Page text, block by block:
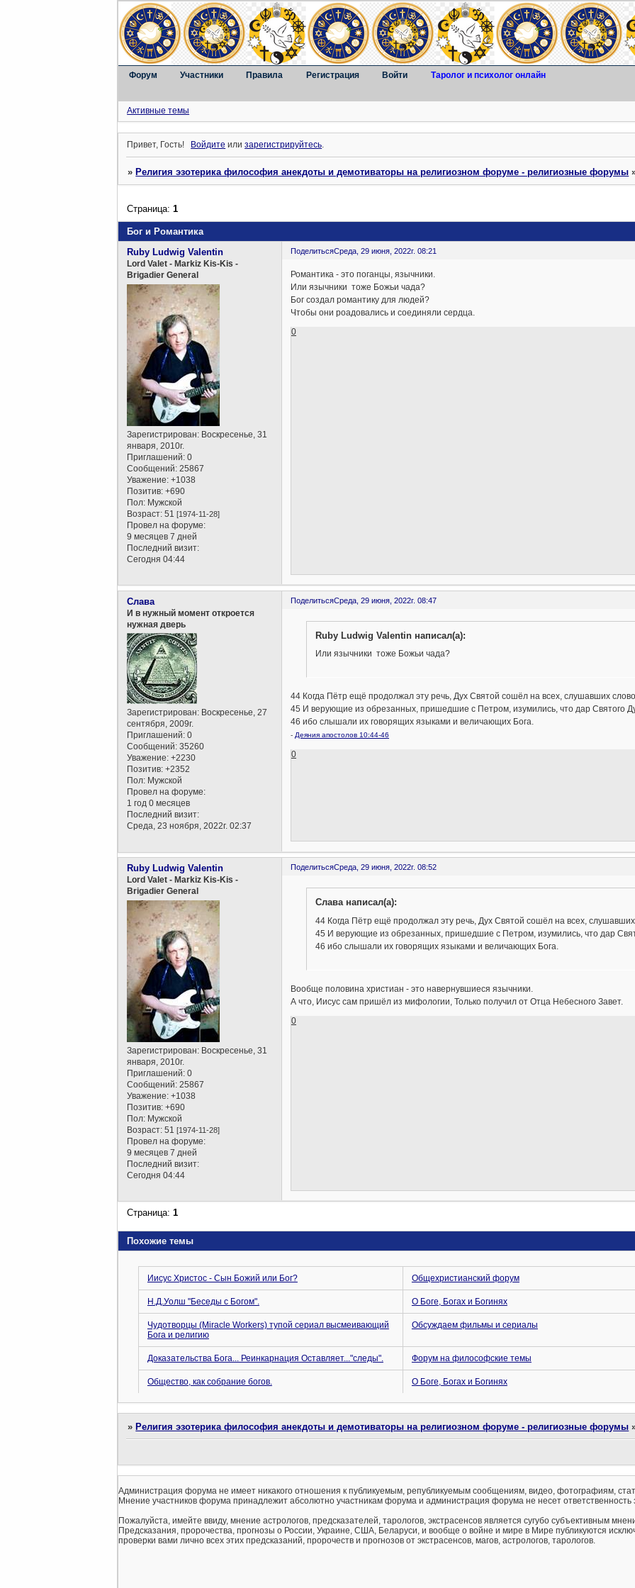
Форум Участники Правила Регистрация Войти Таролог и психолог онлайн
Активные темы
Привет, Гость! Войдите илизарегистрируйтесь.
»Религия эзотерика философия анекдоты и демотиваторы на религиозном форуме - религиозные форумы
Бог и Романтика
Страница:1
ПоделитьсяСреда, 29 июня, 2022г. 08:21
Ruby Ludwig Valentin
Lord Valet - Markiz Kis-Kis -
Brigadier General
Зарегистрирован: Воскресенье, 31
января, 2010г.
Приглашений: 0
Сообщений: 25867
Уважение: +1038
Позитив: +690
Пол: Мужской
Возраст: 51[1974-11-28]
Провел на форуме:
9 месяцев 7 дней
Последний визит:
Сегодня 04:44
Романтика - это поганцы, язычники.
Или язычники тоже Божьи чада?
Бог создал романтику для людей?
Чтобы они роадовались и соединяли сердца.
0
ПоделитьсяСреда, 29 июня, 2022г. 08:47
Слава
И в нужный момент откроется
нужная дверь
Зарегистрирован: Воскресенье, 27
сентября, 2009г.
Приглашений: 0
Сообщений: 35260
Уважение: +2230
Позитив: +2352
Пол: Мужской
Провел на форуме:
1 год 0 месяцев
Последний визит:
Среда, 23 ноября, 2022г. 02:37
Ruby Ludwig Valentin написал(а):
Или язычники тоже Божьи чада?
44 Когда Пётр ещё продолжал эту речь, Дух Святой сошёл на всех, слушавших
45 И верующие из обрезанных, пришедшие с Петром, изумились, что дар Святого
46 ибо слышали их говорящих языками и величающих Бога.
- Деяния апостолов 10:44-46
0
ПоделитьсяСреда, 29 июня, 2022г. 08:52
Ruby Ludwig Valentin
Lord Valet - Markiz Kis-Kis -
Brigadier General
Зарегистрирован: Воскресенье, 31
января, 2010г.
Приглашений: 0
Сообщений: 25867
Уважение: +1038
Позитив: +690
Пол: Мужской
Возраст: 51[1974-11-28]
Провел на форуме:
9 месяцев 7 дней
Последний визит:
Сегодня 04:44
Слава написал(а):
44 Когда Пётр ещё продолжал эту речь, Дух Святой сошёл на всех,
45 И верующие из обрезанных, пришедшие с Петром, изумились, что дар
46 ибо слышали их говорящих языками и величающих Бога.
Вообще половина христиан - это навернувшиеся язычники.
А что, Иисус сам пришёл из мифологии, Только получил от Отца Небесного Завет.
0
Страница:1
Похожие темы
Иисус Христос - Сын Божий или Бог? Общехристианский форум
Н.Д.Уолш "Беседы с Богом". О Боге, Богах и Богинях
Чудотворцы (Miracle Workers) тупой сериал высмеивающий
Бога и религию
Обсуждаем фильмы и сериалы
Доказательства Бога... Реинкарнация Оставляет..."следы". Форум на философские темы
Общество, как собрание богов. О Боге, Богах и Богинях
» Религия эзотерика философия анекдоты и демотиваторы на религиозном форуме - религиозные форумы
Администрация форума не имеет никакого отношения к публикуемым, републикуемым сообщениям, видео, фотографиям,
Мнение участников форума принадлежит абсолютно участникам форума и администрация форума не несет
Пожалуйста, имейте ввиду, мнение астрологов, предсказателей, тарологов, экстрасенсов является сугубо субъективным
Предсказания, пророчества, прогнозы о России, Украине, США, Беларуси, и вообще о войне и мире в Мире публикуются
проверки вами лично всех этих предсказаний, пророчеств и прогнозов от экстрасенсов, магов, астрологов, тарологов.